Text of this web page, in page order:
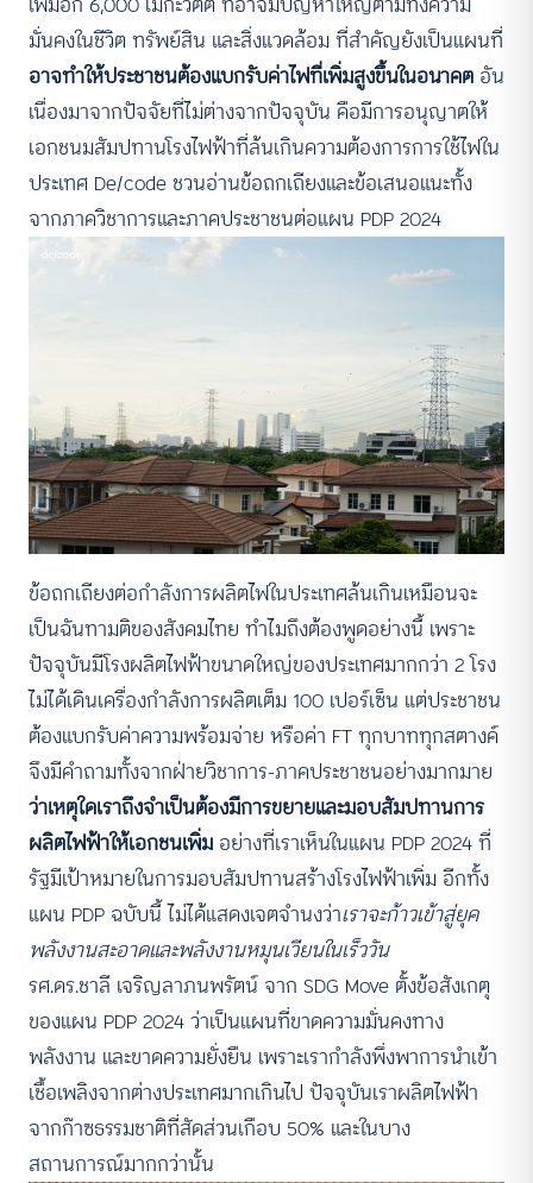
มั่นคงในชีวิต ทรัพย์สิน และสิ่งแวดล้อม ที่สำคัญยังเป็นแผนที่
อาจทำให้ประชาชนต้องแบกรับค่าไฟที่เพิ่มสูงขึ้นในอนาคต อัน
เนื่องมาจากปัจจัยที่ไม่ต่างจากปัจจุบัน คือมีการอนุญาตให้
เอกชนมสัมปทานโรงไฟฟ้าที่ล้นเกินความต้องการการใช้ไฟใน
ประเทศ De/code ชวนอ่านข้อถกเถียงและข้อเสนอแนะทั้ง
จากภาควิชาการและภาคประชาชนต่อแผน PDP 2024
ข้อถกเถียงต่อกำลังการผลิตไฟในประเทศล้นเกินเหมือนจะ
เป็นฉันทามติของสังคมไทย ทำไมถึงต้องพูดอย่างนี้ เพราะ
ปัจจุบันมีโรงผลิตไฟฟ้าขนาดใหญ่ของประเทศมากกว่า 2 โรง
ไม่ได้เดินเครื่องกำลังการผลิตเต็ม 100 เปอร์เซ็น แต่ประชาชน
ต้องแบกรับค่าความพร้อมจ่าย หรือค่า FT ทุกบาททุกสตางค์
จึงมีคำถามทั้งจากฝ่ายวิชาการ-ภาคประชาชนอย่างมากมาย
ว่าเหตุใดเราถึงจำเป็นต้องมีการขยายและมอบสัมปทานการ
ผลิตไฟฟ้าให้เอกชนเพิ่ม อย่างที่เราเห็นในแผน PDP 2024 ที่
รัฐมีเป้าหมายในการมอบสัมปทานสร้างโรงไฟฟ้าเพิ่ม อีกทั้ง
แผน PDP ฉบับนี้ ไม่ได้แสดงเจตจำนงว่าเราจะก้าวเข้าสู่ยุค
พลังงานสะอาดและพลังงานหมุนเวียนในเร็ววัน
รศ.ดร.ชาลี เจริญลาภนพรัตน์ จาก SDG Move ตั้งข้อสังเกตุ
ของแผน PDP 2024 ว่าเป็นแผนที่ขาดความมั่นคงทาง
พลังงาน และขาดความยั่งยืน เพราะเรากำลังพึ่งพาการนำเข้า
เชื้อเพลิงจากต่างประเทศมากเกินไป ปัจจุบันเราผลิตไฟฟ้า
จากก๊าซธรรมชาติที่สัดส่วนเกือบ 50% และในบาง
สถานการณ์มากกว่านั้น